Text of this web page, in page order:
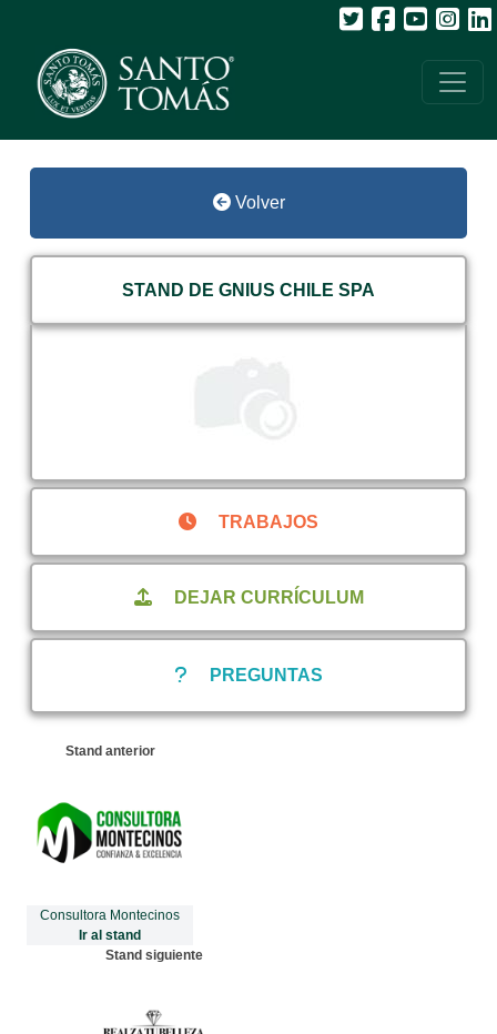
Volver
STAND DE GNIUS CHILE SPA
TRABAJOS
DEJAR CURRÍCULUM
PREGUNTAS
Stand anterior
Consultora Montecinos
Ir al stand
Stand siguiente